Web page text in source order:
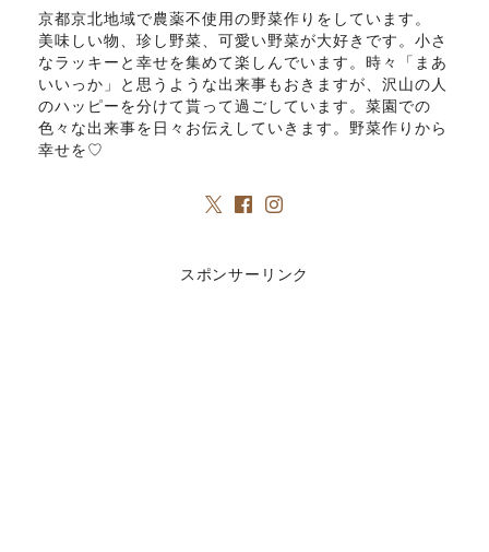
京都京北地域で農薬不使用の野菜作りをしています。
美味しい物、珍し野菜、可愛い野菜が大好きです。小さ
なラッキーと幸せを集めて楽しんでいます。時々「まあ
いいっか」と思うような出来事もおきますが、沢山の人
のハッピーを分けて貰って過ごしています。菜園での
色々な出来事を日々お伝えしていきます。野菜作りから
幸せを♡
スポンサーリンク